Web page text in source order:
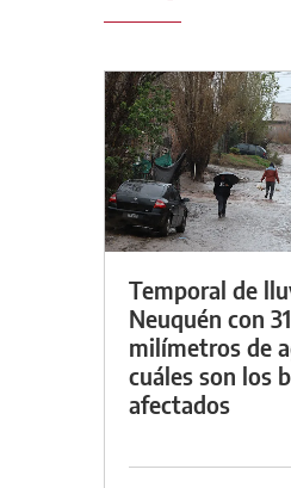
Temporal de
Neuquén con 31
milímetros de
cuáles son los
afectados